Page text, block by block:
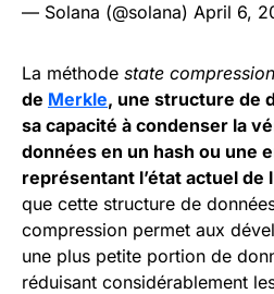
— Solana (@solana) April 6,
La méthode state compression
de Merkle, une structure de
sa capacité à condenser la
données en un hash ou une
représentant l’état actuel de
que cette structure de
compression permet aux
une plus petite portion de
réduisant considérablement